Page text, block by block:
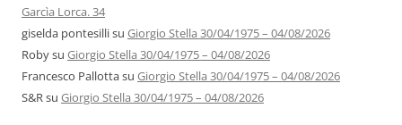
Garcìa Lorca. 34
giselda pontesillisu Giorgio Stella 30/04/1975 – 04/08/2026
Robysu Giorgio Stella 30/04/1975 – 04/08/2026
Francesco Pallottasu Giorgio Stella 30/04/1975 – 04/08/2026
S&Rsu Giorgio Stella 30/04/1975 – 04/08/2026